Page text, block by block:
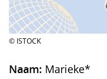
© ISTOCK
Naam: Marieke*